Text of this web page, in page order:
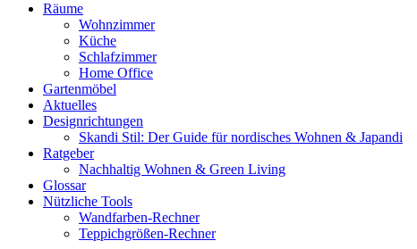
Räume
Wohnzimmer
Küche
Schlafzimmer
Home Office
Gartenmöbel
Aktuelles
Designrichtungen
Skandi Stil: Der Guide für nordisches Wohnen & Japandi
Ratgeber
Nachhaltig Wohnen & Green Living
Glossar
Nützliche Tools
Wandfarben-Rechner
Teppichgrößen-Rechner